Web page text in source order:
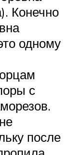
Конечно
одному
с
после